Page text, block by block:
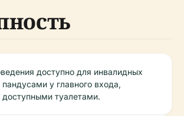
доступно для инвалидных
пандусами у главного входа,
туалетами.